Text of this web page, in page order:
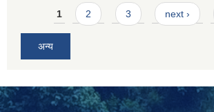
Pages
1 2 3 next ›
अन्य